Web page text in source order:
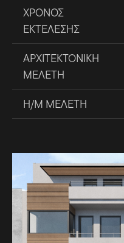
ΧΡΟΝΟΣ
ΕΚΤΕΛΕΣΗΣ
ΑΡΧΙΤΕΚΤΟΝΙΚΗ
ΜΕΛΕΤΗ
Η/Μ ΜΕΛΕΤΗ